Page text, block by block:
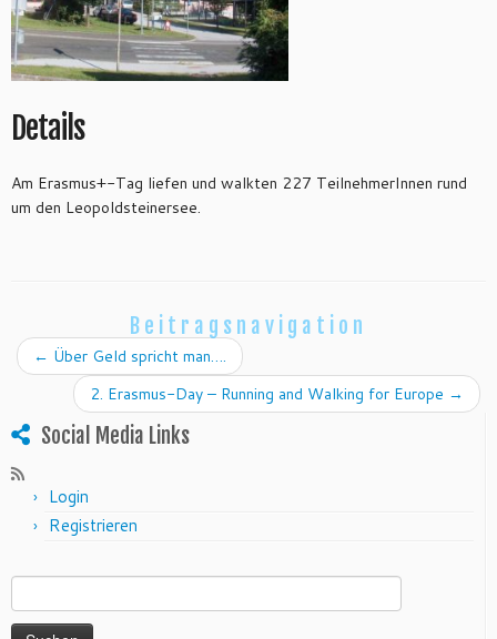
Details
Am Erasmus+-Tag liefen und walkten 227 TeilnehmerInnen rund
um den Leopoldsteinersee.
Beitragsnavigation
← Über Geld spricht man….
2. Erasmus-Day – Running and Walking for Europe →
Social Media Links
Login
Registrieren